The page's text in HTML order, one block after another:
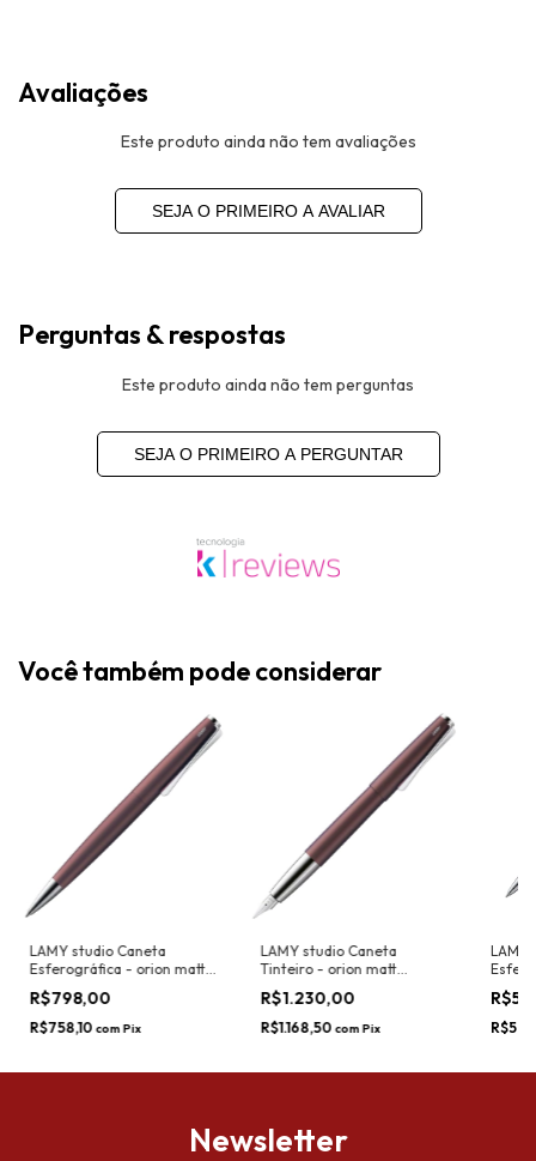
Avaliações
Este produto ainda não tem avaliações
SEJA O PRIMEIRO A AVALIAR
Perguntas & respostas
Este produto ainda não tem perguntas
SEJA O PRIMEIRO A PERGUNTAR
Você também pode considerar
LAMY studio Caneta
Esferográfica - orion matt
(Special Edition)
R$798,00
R$758,10 com Pix
LAMY studio Caneta
Tinteiro - orion matt
(Special Edition)
R$1.230,00
R$1.168,50 com Pix
LAMY
Newsletter